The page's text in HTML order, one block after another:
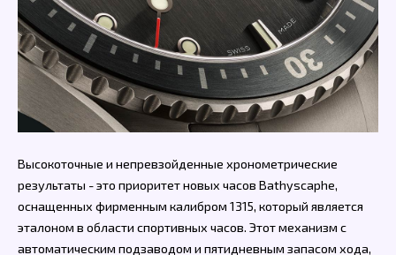
Высокоточные и непревзойденные хронометрические
результаты - это приоритет новых часов Bathyscaphe,
оснащенных фирменным калибром 1315, который является
эталоном в области спортивных часов. Этот механизм с
автоматическим подзаводом и пятидневным запасом хода,